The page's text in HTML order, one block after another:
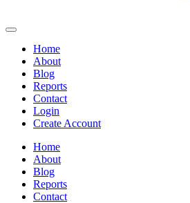
Home
About
Blog
Reports
Contact
Login
Create Account
Home
About
Blog
Reports
Contact